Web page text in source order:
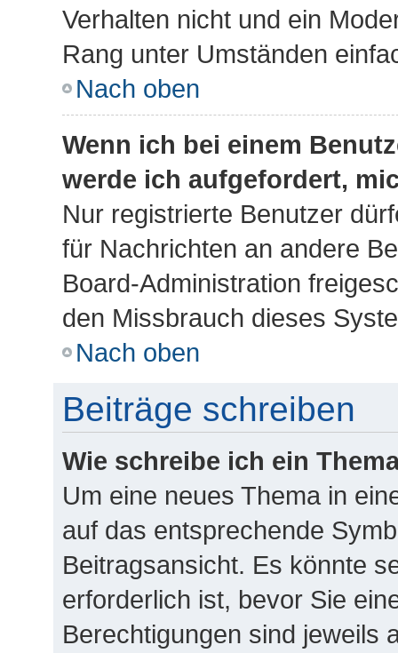
Verhalten nicht und ein
Rang unter Umständen
Nach oben
Wenn ich bei einem
werde ich aufgefordert,
Nur registrierte Benutzer
für Nachrichten an andere
Board-Administration
den Missbrauch dieses
Nach oben
Beiträge schreiben
Wie schreibe ich ein
Um eine neues Thema in
auf das entsprechende
Beitragsansicht. Es könnte
erforderlich ist, bevor Sie
Berechtigungen sind jeweils